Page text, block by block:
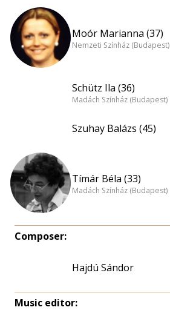
Moór Marianna (37)
Nemzeti Színház (Budapest)
Schütz Ila (36)
Madách Színház (Budapest)
Szuhay Balázs (45)
Tímár Béla (33)
Madách Színház (Budapest)
Composer:
Hajdú Sándor
Music editor: